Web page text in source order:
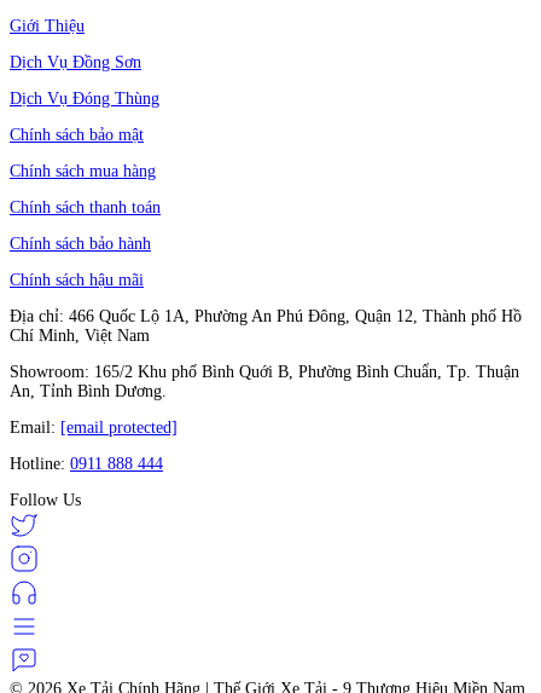
Giới Thiệu
Dịch Vụ Đồng Sơn
Dịch Vụ Đóng Thùng
Chính sách bảo mật
Chính sách mua hàng
Chính sách thanh toán
Chính sách bảo hành
Chính sách hậu mãi
Địa chỉ: 466 Quốc Lộ 1A, Phường An Phú Đông, Quận 12, Thành phố Hồ
Chí Minh, Việt Nam
Showroom: 165/2 Khu phố Bình Quới B, Phường Bình Chuẩn, Tp. Thuận
An, Tỉnh Bình Dương.
Email: [email protected]
Hotline: 0911 888 444
Follow Us
© 2026 Xe Tải Chính Hãng | Thế Giới Xe Tải - 9 Thương Hiệu Miền Nam